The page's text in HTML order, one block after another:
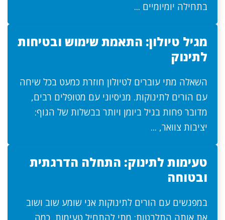
בתחילה יומיומיים ...
מגיל טיולון: התאמת שימוש ובטיחות
לתינוק
השאלה מתי עוברים לטיולון חוזרת כמעט בכל שיחה
עם הורים לתינוקות. מניסיוני עם מטופלים רבים,
מדובר פחות בגיל ביומן ויותר בבשלות של הגוף:
יציבות צוואר, ...
טעימות לתינוק: התחלה הדרגתית
ובטוחה
במפגשים עם הורים לתינוקות אני שומע שוב ושוב